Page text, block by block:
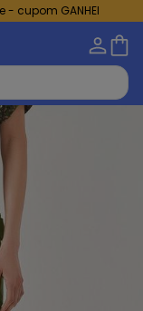
- cupom GANHEI